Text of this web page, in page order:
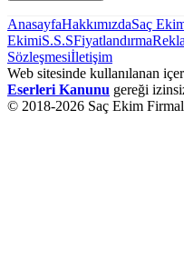
AnasayfaHakkımızdaSaç
EkimiS.S.SFiyatlandırma
Sözleşmesiİletişim
Web sitesinde kullanılanan
Eserleri Kanunu gereği
© 2018-2026 Saç Ekim